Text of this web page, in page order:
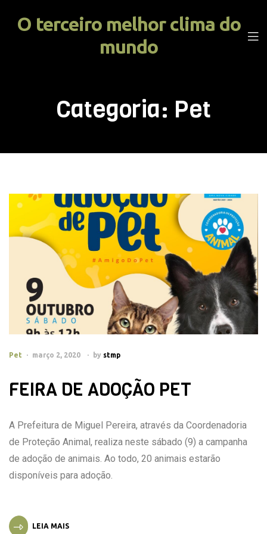
O terceiro melhor clima do
mundo
Categoria: Pet
Pet março 2, 2020 by stmp
FEIRA DE ADOÇÃO PET
A Prefeitura de Miguel Pereira, através da Coordenadoria
de Proteção Animal, realiza neste sábado (9) a campanha
de adoção de animais. Ao todo, 20 animais estarão
disponíveis para adoção.
LEIA MAIS